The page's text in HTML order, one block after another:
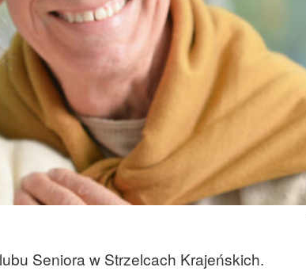
Seniora w Strzelcach Krajeńskich.